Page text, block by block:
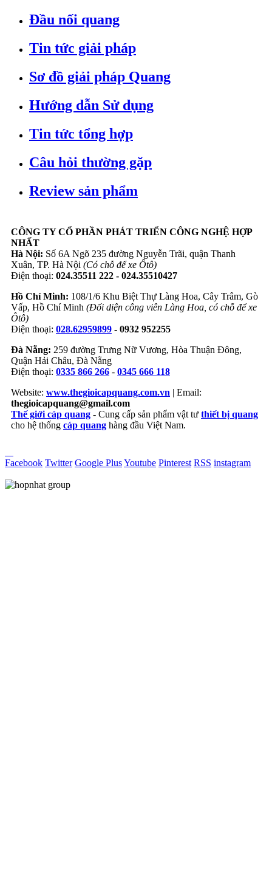
Đầu nối quang
Tin tức giải pháp
Sơ đồ giải pháp Quang
Hướng dẫn Sử dụng
Tin tức tổng hợp
Câu hỏi thường gặp
Review sản phẩm
CÔNG TY CỔ PHẦN PHÁT TRIỂN CÔNG NGHỆ HỢP
NHẤT
Hà Nội: Số 6A Ngõ 235 đường Nguyễn Trãi, quận Thanh
Xuân, TP. Hà Nội (Có chỗ để xe Ôtô)
Điện thoại: 024.35511 222 - 024.35510427
Hồ Chí Minh: 108/1/6 Khu Biệt Thự Làng Hoa, Cây Trâm, Gò
Vấp, Hồ Chí Minh (Đối diện công viên Làng Hoa, có chỗ để xe
Ôtô)
Điện thoại: 028.62959899 - 0932 952255
Đà Nẵng: 259 đường Trưng Nữ Vương, Hòa Thuận Đông,
Quận Hải Châu, Đà Nẵng
Điện thoại: 0335 866 266 - 0345 666 118
Website: www.thegioicapquang.com.vn | Email:
thegioicapquang@gmail.com
Thế giới cáp quang - Cung cấp sản phẩm vật tư thiết bị quang
cho hệ thống cáp quang hàng đầu Việt Nam.
Facebook Twitter Google PlusYoutube Pinterest RSS instagram